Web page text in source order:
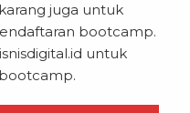
juga untuk
bootcamp.
untuk